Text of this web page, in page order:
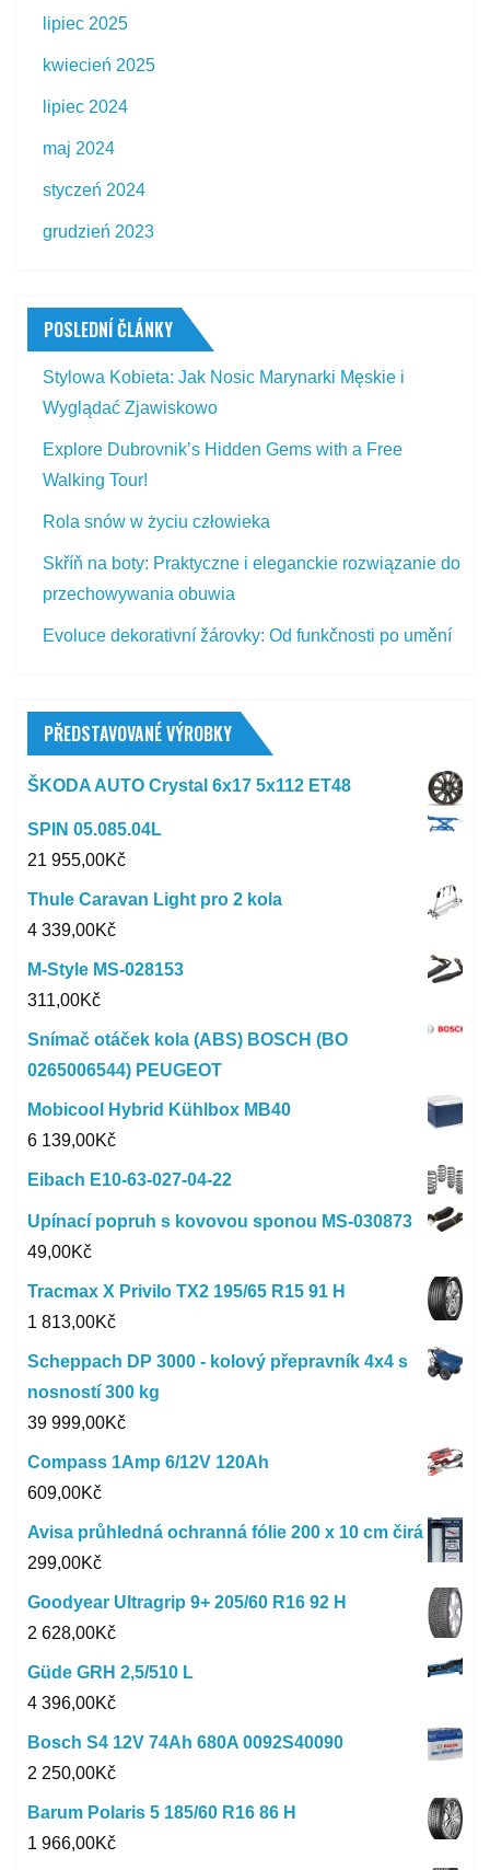
lipiec 2025
kwiecień 2025
lipiec 2024
maj 2024
styczeń 2024
grudzień 2023
POSLEDNÍ ČLÁNKY
Stylowa Kobieta: Jak Nosic Marynarki Męskie i
Wyglądać Zjawiskowo
Explore Dubrovnik’s Hidden Gems with a Free
Walking Tour!
Rola snów w życiu człowieka
Skříň na boty: Praktyczne i eleganckie rozwiązanie do
przechowywania obuwia
Evoluce dekorativní žárovky: Od funkčnosti po umění
PŘEDSTAVOVANÉ VÝROBKY
ŠKODA AUTO Crystal 6x17 5x112 ET48
SPIN 05.085.04L
21 955,00Kč
Thule Caravan Light pro 2 kola
4 339,00Kč
M-Style MS-028153
311,00Kč
Snímač otáček kola (ABS) BOSCH (BO
0265006544) PEUGEOT
Mobicool Hybrid Kühlbox MB40
6 139,00Kč
Eibach E10-63-027-04-22
Upínací popruh s kovovou sponou MS-030873
49,00Kč
Tracmax X Privilo TX2 195/65 R15 91 H
1 813,00Kč
Scheppach DP 3000 - kolový přepravník 4x4 s
nosností 300 kg
39 999,00Kč
Compass 1Amp 6/12V 120Ah
609,00Kč
Avisa průhledná ochranná fólie 200 x 10 cm čirá
299,00Kč
Goodyear Ultragrip 9+ 205/60 R16 92 H
2 628,00Kč
Güde GRH 2,5/510 L
4 396,00Kč
Bosch S4 12V 74Ah 680A 0092S40090
2 250,00Kč
Barum Polaris 5 185/60 R16 86 H
1 966,00Kč